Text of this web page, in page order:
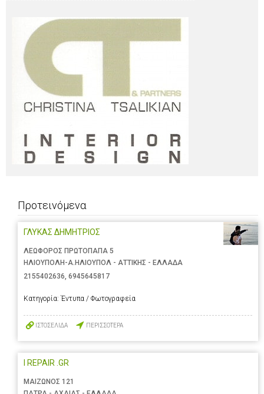
Προτεινόμενα
ΓΛΥΚΑΣ ΔΗΜΗΤΡΙΟΣ
ΛΕΩΦΟΡΟΣ ΠΡΩΤΟΠΑΠΑ 5
ΗΛΙΟΥΠΟΛΗ-Α.ΗΛΙΟΥΠΟΛ - ΑΤΤΙΚΗΣ - ΕΛΛΑΔΑ
2155402636, 6945645817
Κατηγορία: Έντυπα / Φωτογραφεία
ΙΣΤΟΣΕΛΙΔΑ ΠΕΡΙΣΣΟΤΕΡΑ
I REPAIR .GR
ΜΑΙΖΩΝΟΣ 121